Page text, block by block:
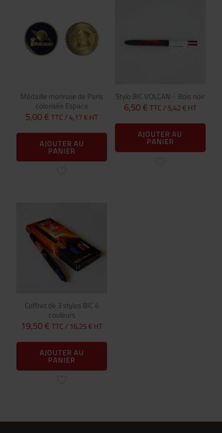
Médaille monnaie de Paris
colorisée Espace
5,00€ TTC /4,17 €HT
AJOUTER AU
PANIER
Stylo BIC VOLCAN – Bois noir
6,50€ TTC /5,42 €HT
AJOUTER AU
PANIER
Coffret de 3 stylos BIC 4
couleurs
19,50€ TTC / 16,25€HT
AJOUTER AU
PANIER